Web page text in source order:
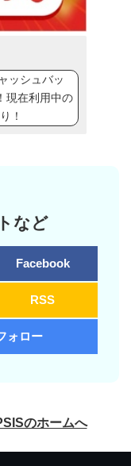
ッシュバッ
現在利用中の
！
など
Facebook
RSS
ォロー
のホームへ